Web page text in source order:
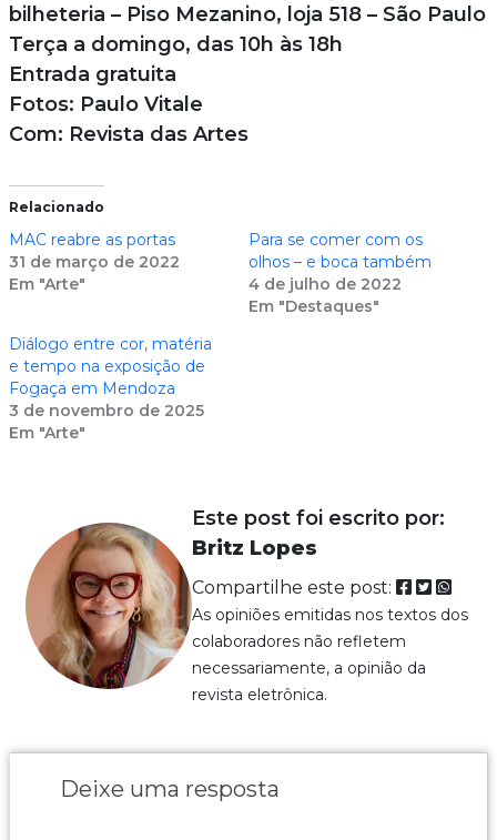
bilheteria – Piso Mezanino, loja 518 – São Paulo
Terça a domingo, das 10h às 18h
Entrada gratuita
Fotos: Paulo Vitale
Com: Revista das Artes
Relacionado
MAC reabre as portas
31 de março de 2022
Em "Arte"
Para se comer com os
olhos – e boca também
4 de julho de 2022
Em "Destaques"
Diálogo entre cor, matéria
e tempo na exposição de
Fogaça em Mendoza
3 de novembro de 2025
Em "Arte"
Este post foi escrito por:
Britz Lopes
Compartilhe este post:
As opiniões emitidas nos textos dos
colaboradores não refletem
necessariamente, a opinião da
revista eletrônica.
Deixe uma resposta